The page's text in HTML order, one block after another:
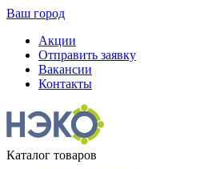
Ваш город
Акции
Отправить заявку
Вакансии
Контакты
Каталог товаров